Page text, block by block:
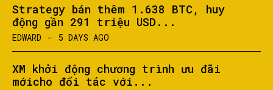
Strategy bán thêm 1.638 BTC, huy
động gần 291 triệu USD...
EDWARD - 5 DAYS AGO
XM khởi động chương trình ưu đãi
mớicho đối tác với...